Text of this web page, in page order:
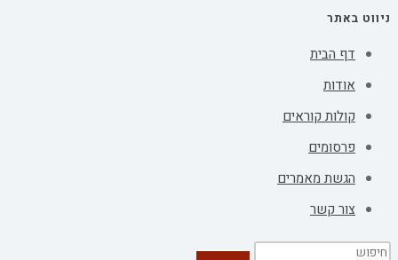
ניווט באתר
דף הבית
אודות
קולות קוראים
פרסומים
הגשת מאמרים
צור קשר